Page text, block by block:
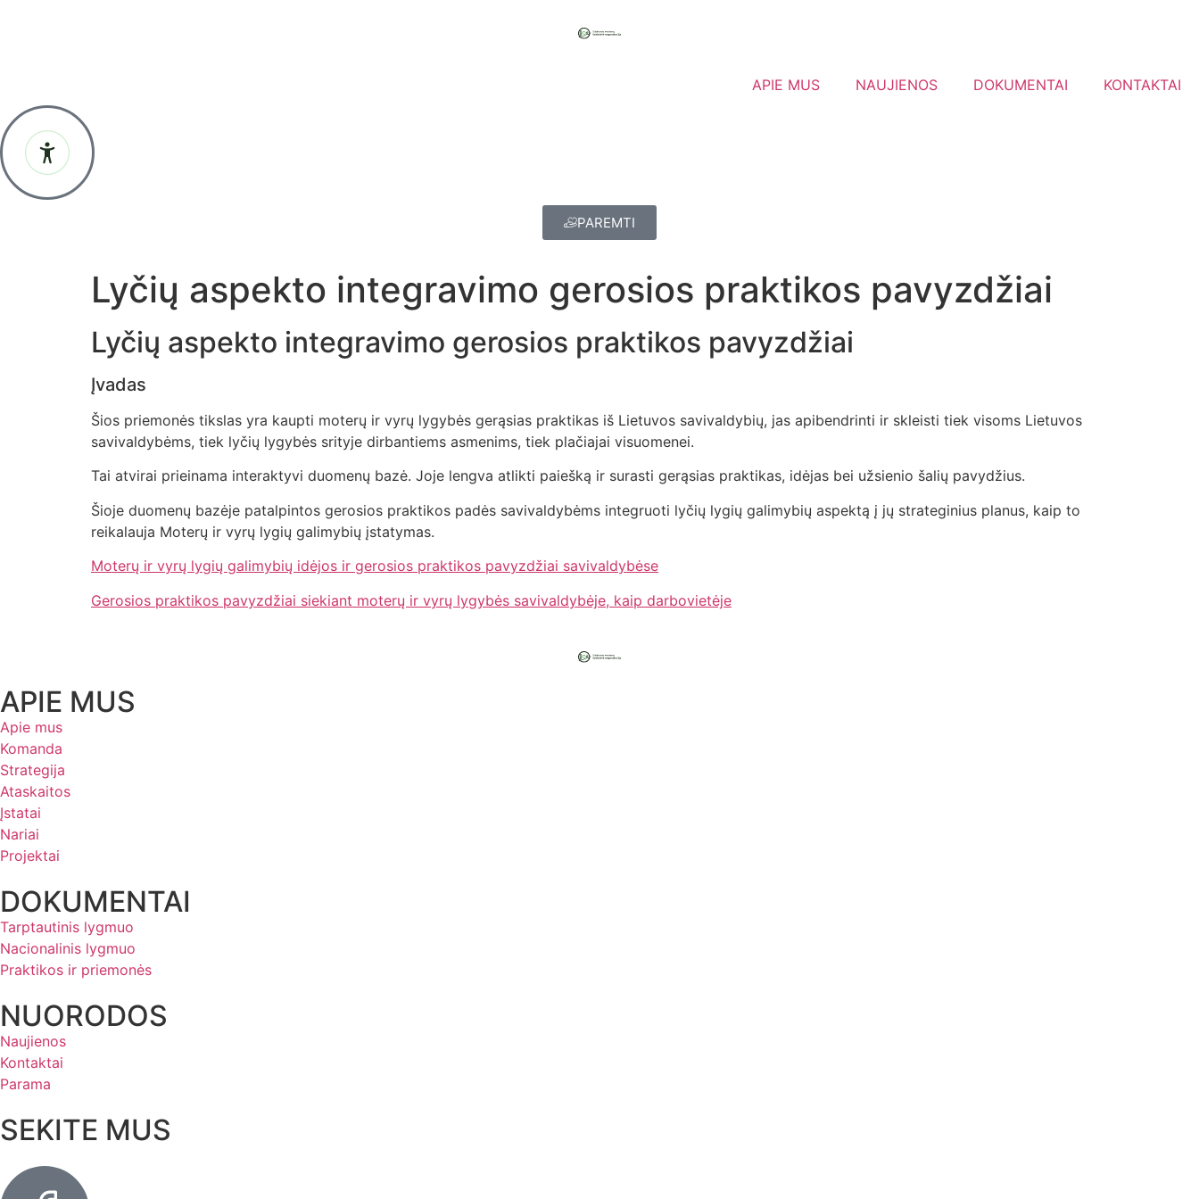
APIE MUS NAUJIENOS DOKUMENTAI KONTAKTAI
PAREMTI
Lyčių aspekto integravimo gerosios praktikos pavyzdžiai
Lyčių aspekto integravimo gerosios praktikos pavyzdžiai
Įvadas
Šios priemonės tikslas yra kaupti moterų ir vyrų lygybės gerąsias praktikas iš Lietuvos savivaldybių, jas apibendrinti ir skleisti tiek visoms Lietuvos
savivaldybėms, tiek lyčių lygybės srityje dirbantiems asmenims, tiek plačiajai visuomenei.
Tai atvirai prieinama interaktyvi duomenų bazė. Joje lengva atlikti paiešką ir surasti gerąsias praktikas, idėjas bei užsienio šalių pavydžius.
Šioje duomenų bazėje patalpintos gerosios praktikos padės savivaldybėms integruoti lyčių lygių galimybių aspektą į jų strateginius planus, kaip to
reikalauja Moterų ir vyrų lygių galimybių įstatymas.
Moterų ir vyrų lygių galimybių idėjos ir gerosios praktikos pavyzdžiai savivaldybėse
Gerosios praktikos pavyzdžiai siekiant moterų ir vyrų lygybės savivaldybėje, kaip darbovietėje
APIE MUS
Apie mus
Komanda
Strategija
Ataskaitos
Įstatai
Nariai
Projektai
DOKUMENTAI
Tarptautinis lygmuo
Nacionalinis lygmuo
Praktikos ir priemonės
NUORODOS
Naujienos
Kontaktai
Parama
SEKITE MUS